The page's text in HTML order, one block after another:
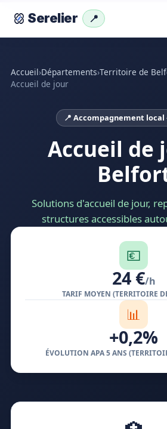
Serelier 📍
Accueil›Départements›Territoire de
Accueil de jour
📍 Accompagnement
Accueil de
Solutions d'accueil de jour,
structures accessibles
💶
24 €/h
TARIF MOYEN (TERRITOIRE
📊
+0,2%
ÉVOLUTION APA 5 ANS